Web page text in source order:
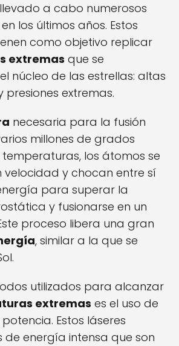
a cabo numerosos
en los últimos años. Estos
como objetivo replicar
extremas que se
núcleo de las estrellas: altas
extremas.
necesaria para la fusión
millones de grados
temperaturas, los átomos se
velocidad y chocan entre sí
para superar la
y fusionarse en un
proceso libera una gran
, similar a la que se
utilizados para alcanzar
extremas es el uso de
Estos láseres
de energía intensa que son